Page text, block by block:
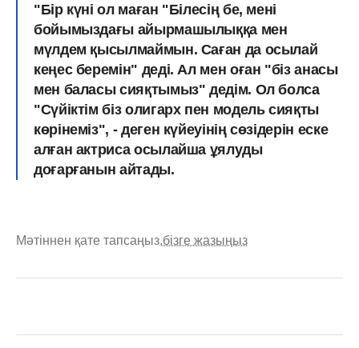
"Бір күні ол маған "Білесің бе, мені
бойымыздағы айырмашылыққа мен
мүлдем қысылмаймын. Саған да осылай
кеңес беремін" деді. Ал мен оған "біз анасы
мен баласы сияқтымыз" дедім. Ол болса
"Сүйіктім біз олигарх пен модель сияқты
көрінеміз", - деген күйеуінің сөзідерін еске
алған актриса осылайша ұялуды
доғарғанын айтады.
Мәтіннен қате тапсаңыз,бізге жазыңыз